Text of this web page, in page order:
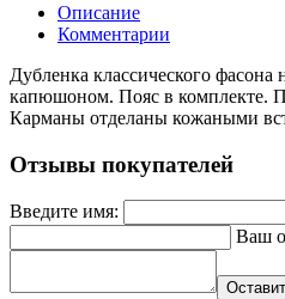
Описание
Комментарии
Дубленка классического
капюшоном. Пояс в комплекте.
Карманы отделаны кожаными
Отзывы покупателей
Введите имя:
Ваш